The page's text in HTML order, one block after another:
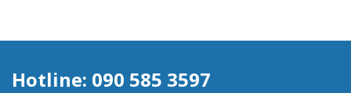
Hotline: 090 585 3597